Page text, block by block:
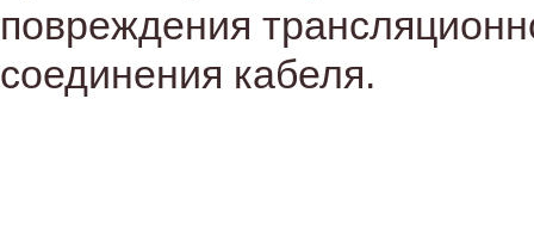
повреждения
соединения кабеля.